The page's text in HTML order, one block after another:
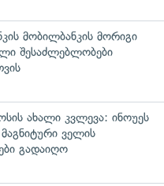
მობილბანკის მორიგი
შესაძლებლობები
ახალი კვლევა: ინოუეს
ველის
გადაიღო